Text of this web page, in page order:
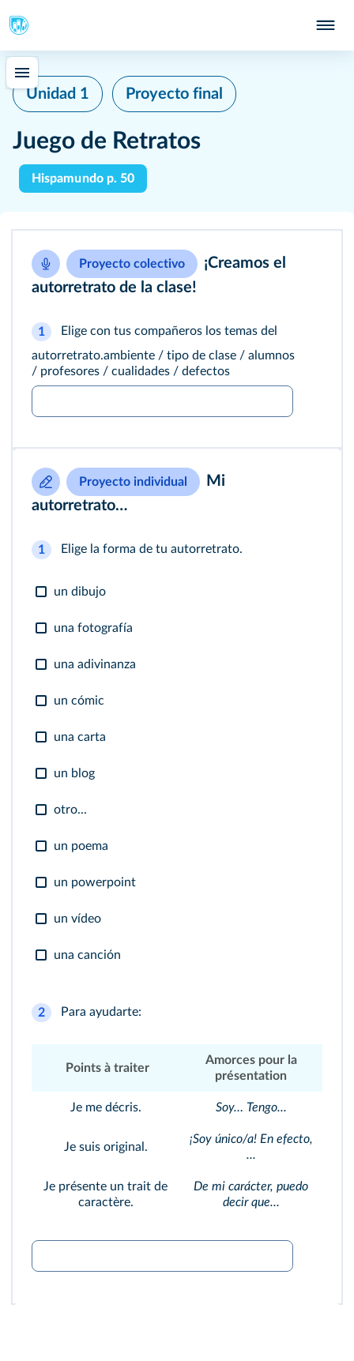
Unidad 1 Proyecto final
Juego de Retratos
Hispamundo p. 50
Proyecto colectivo
¡Creamos el
autorretrato de la clase!
1
Elige con tus compañeros los temas del
autorretrato.ambiente / tipo de clase / alumnos
/ profesores / cualidades / defectos
Proyecto individual
Mi
autorretrato…
1 Elige la forma de tu autorretrato.
un dibujo
una fotografía
una adivinanza
un cómic
una carta
un blog
otro...
un poema
un powerpoint
un vídeo
una canción
2 Para ayudarte:
Points à traiter
Amorces pour la
présentation
Je me décris. Soy… Tengo...
Je suis original.
¡Soy único/a! En efecto,
...
Je présente un trait de
caractère.
De mi carácter, puedo
decir que...